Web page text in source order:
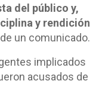
del público y,
y rendición
un comunicado.
implicados
acusados de